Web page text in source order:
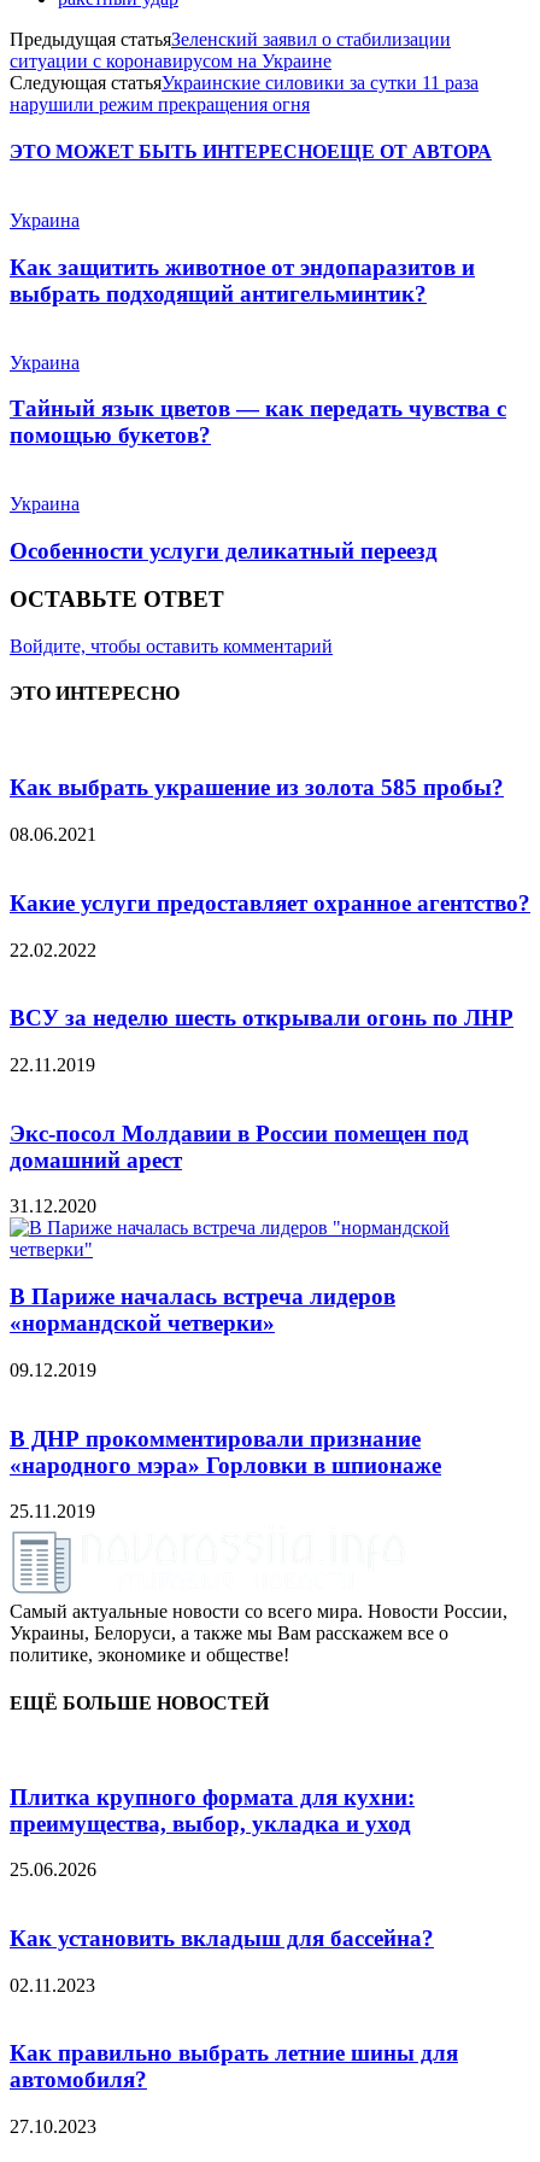
Предыдущая статьяЗеленский заявил о стабилизации
ситуации с коронавирусом на Украине
Следующая статьяУкраинские силовики за сутки 11 раза
нарушили режим прекращения огня
ЭТО МОЖЕТ БЫТЬ ИНТЕРЕСНОЕЩЕ ОТ АВТОРА
Украина
Как защитить животное от эндопаразитов и
выбрать подходящий антигельминтик?
Украина
Тайный язык цветов — как передать чувства с
помощью букетов?
Украина
Особенности услуги деликатный переезд
ОСТАВЬТЕ ОТВЕТ
Войдите, чтобы оставить комментарий
ЭТО ИНТЕРЕСНО
Как выбрать украшение из золота 585 пробы?
08.06.2021
Какие услуги предоставляет охранное агентство?
22.02.2022
ВСУ за неделю шесть открывали огонь по ЛНР
22.11.2019
Экс-посол Молдавии в России помещен под
домашний арест
31.12.2020
В Париже началась встреча лидеров
«нормандской четверки»
09.12.2019
В ДНР прокомментировали признание
«народного мэра» Горловки в шпионаже
25.11.2019
Самый актуальные новости со всего мира. Новости России,
Украины, Белоруси, а также мы Вам расскажем все о
политике, экономике и обществе!
ЕЩЁ БОЛЬШЕ НОВОСТЕЙ
Плитка крупного формата для кухни:
преимущества, выбор, укладка и уход
25.06.2026
Как установить вкладыш для бассейна?
02.11.2023
Как правильно выбрать летние шины для
автомобиля?
27.10.2023